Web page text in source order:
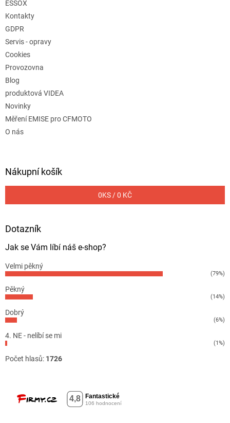
ESSOX
Kontakty
GDPR
Servis - opravy
Cookies
Provozovna
Blog
produktová VIDEA
Novinky
Měření EMISE pro CFMOTO
O nás
Nákupní košík
0KS /0 KČ
Dotazník
Jak se Vám líbí náš e-shop?
Velmi pěkný
(79%)
Pěkný
(14%)
Dobrý
(6%)
4. NE - nelíbí se mi
(1%)
Počet hlasů: 1726